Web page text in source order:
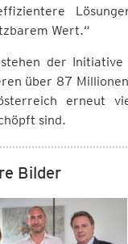
Wert.“
der
über 87
erneut
sind.
Bilder